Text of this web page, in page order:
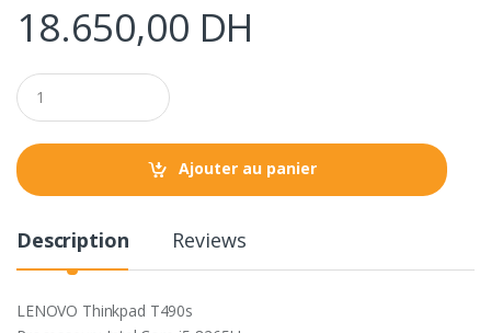
18.650,00 DH
Q
u
a
t
i
Ajouter au panier
Description Reviews
LENOVO Thinkpad T490s